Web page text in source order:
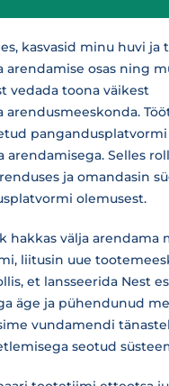
kasvasid minu huvi ja
arendamise osas ning
vedada toona väikest
arendusmeeskonda.
pangandusplatvormi
Selles
ja omandasin
olemusest.
hakkas välja arendama
liitusin uue
et lansseerida Nest
äge ja pühendunud
vundamendi
seotud